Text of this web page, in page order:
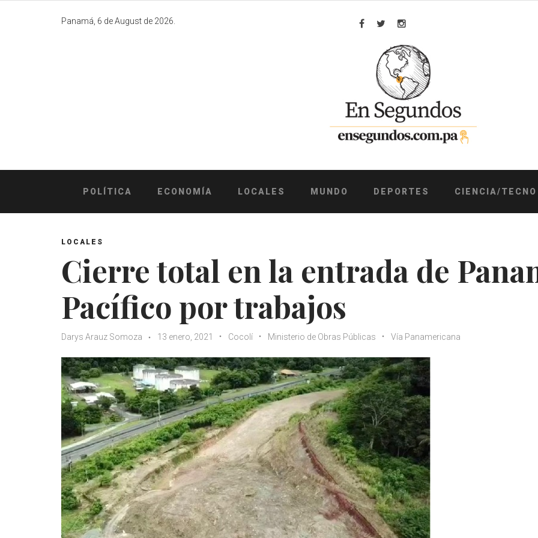
Panamá, 6 de August de 2026.
Facebook
TwitterInstagram
POLÍTICA ECONOMÍA LOCALES MUNDO DEPORTES CIENCIA/TECNO
LOCALES
Cierre total en la entrada de
Pacífico por trabajos
Darys Arauz Somoza 13 enero, 2021 Cocolí Ministerio de Obras Públicas Vía Panamericana